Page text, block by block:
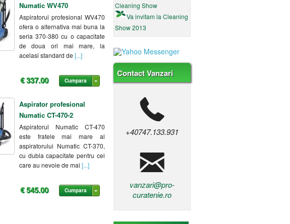
Numatic WV470
Aspiratorul profesional WV470
ofera o alternativa mai buna la
seria 370-380 cu o capacitate
de doua ori mai mare, la
acelasi standard de [...]
€ 337.00 Cumpara
Aspirator profesional
Numatic CT-470-2
Aspiratorul Numatic CT-470
este fratele mai mare al
aspiratorului Numatic CT-370,
cu dubla capacitate pentru cei
care au nevoie de mai [...]
€ 545.00 Cumpara
Cleaning Show
Va invitam la Cleaning
Show 2013
Contact Vanzari
+40747.133.931
vanzari@pro-
curatenie.ro